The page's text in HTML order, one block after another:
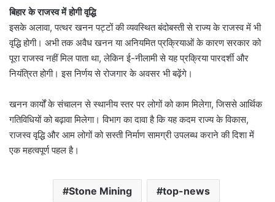
बिहार के राजस्व में होगी वृद्धि
इसके अलावा, पत्थर खनन पट्टों की व्यवस्थित बंदोबस्ती से राज्य के राजस्व में भी
वृद्धि होगी। अभी तक अवैध खनन या अनियमित प्रक्रियाओं के कारण सरकार को
पूरा राजस्व नहीं मिल पाता था, लेकिन ई-नीलामी से यह प्रक्रिया पारदर्शी और
नियंत्रित होगी। इस निर्णय से रोजगार के अवसर भी बढ़ेंगे।
खनन कार्यों के संचालन से स्थानीय स्तर पर लोगों को काम मिलेगा, जिससे आर्थिक
गतिविधियों को बढ़ावा मिलेगा। विभाग का दावा है कि यह कदम राज्य के विकास,
राजस्व वृद्धि और आम लोगों को सस्ती निर्माण सामग्री उपलब्ध कराने की दिशा में
एक महत्वपूर्ण पहल है।
Stone Mining top-news